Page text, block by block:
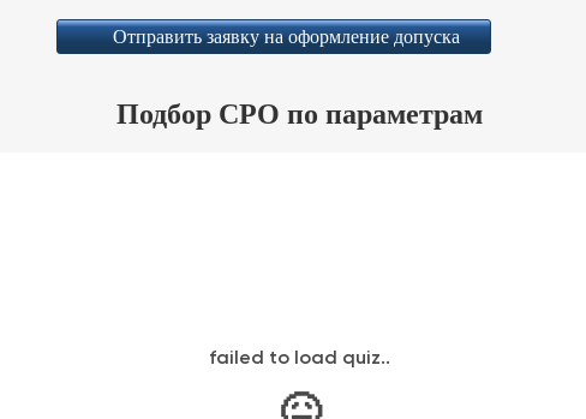
Отправить заявку на оформление допуска
Подбор СРО по параметрам